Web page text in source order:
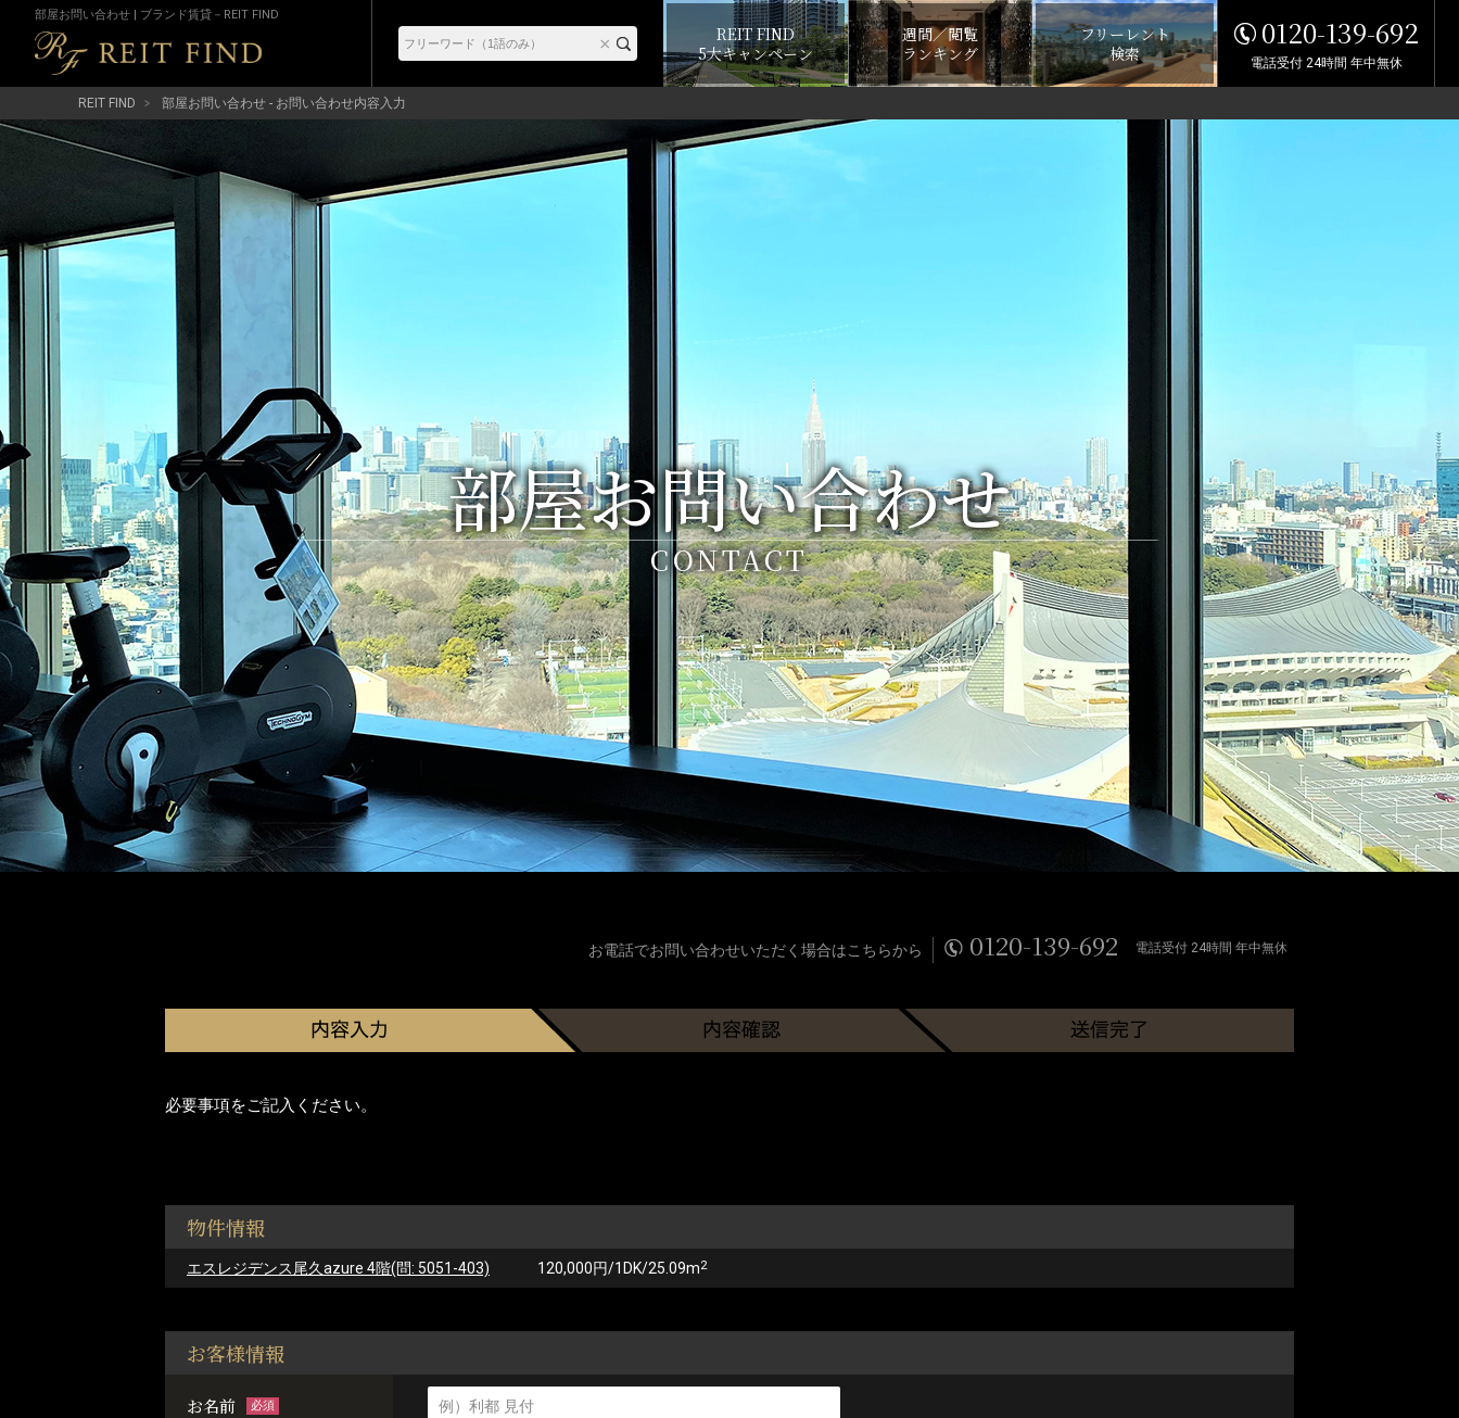
部屋お問い合わせ | ブランド賃貸－REIT FIND
REIT FIND
5大キャンペーン
週間／閲覧
ランキング
フリーレント
検索
0120-139-692
電話受付 24時間 年中無休
REIT FIND 部屋お問い合わせ - お問い合わせ内容入力
部屋お問い合わせ
CONTACT
お電話でお問い合わせいただく場合はこちらから 0120-139-692 電話受付 24時間 年中無休
必要事項をご記入ください。
物件情報
エスレジデンス尾久azure 4階(問: 5051-403) 120,000円/1DK/25.09m2
お客様情報
お名前 必須